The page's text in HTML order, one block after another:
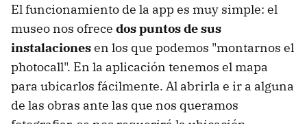
El funcionamiento de la app es muy simple: el
museo nos ofrece dos puntos de sus
instalacionesen los que podemos "montarnos el
photocall". En la aplicación tenemos el mapa
para ubicarlos fácilmente. Al abrirla e ir a alguna
de las obras ante las que nos queramos